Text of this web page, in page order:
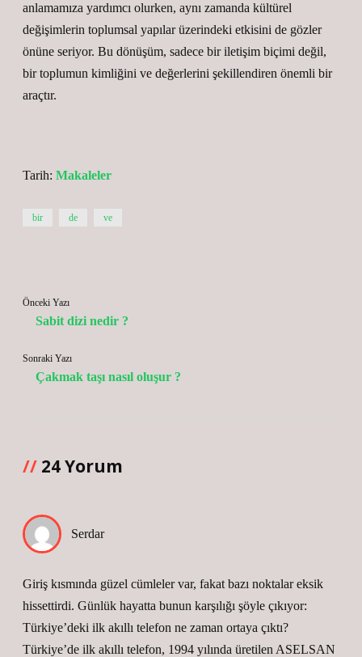
anlamamıza yardımcı olurken, aynı zamanda kültürel
değişimlerin toplumsal yapılar üzerindeki etkisini de gözler
önüne seriyor. Bu dönüşüm, sadece bir iletişim biçimi değil,
bir toplumun kimliğini ve değerlerini şekillendiren önemli bir
araçtır.
Tarih: Makaleler
bir de ve
Önceki Yazı
Sabit dizi nedir ?
Sonraki Yazı
Çakmak taşı nasıl oluşur ?
24 Yorum
Serdar
Giriş kısmında güzel cümleler var, fakat bazı noktalar eksik
hissettirdi. Günlük hayatta bunun karşılığı şöyle çıkıyor:
Türkiye’deki ilk akıllı telefon ne zaman ortaya çıktı?
Türkiye’de ilk akıllı telefon, 1994 yılında üretilen ASELSAN